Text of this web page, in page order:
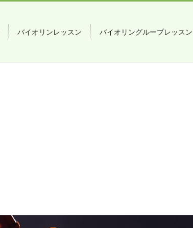
バイオリンレッスン バイオリングループレッスン